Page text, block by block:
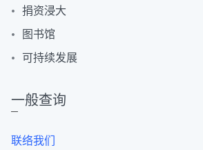
捐资浸大
图书馆
可持续发展
一般查询
联络我们